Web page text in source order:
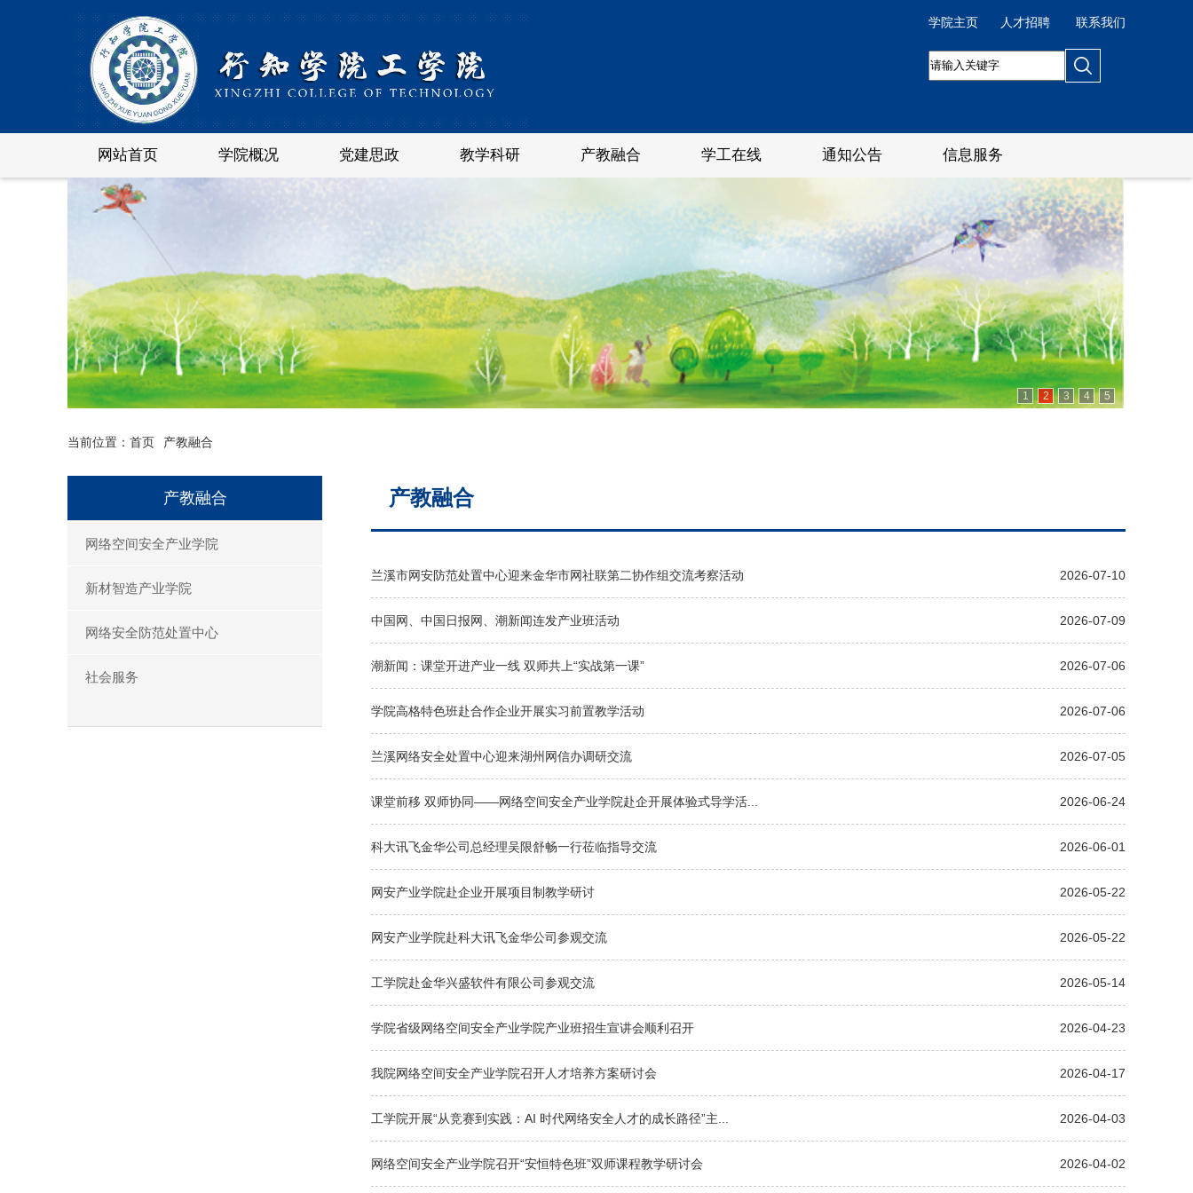
学院主页 人才招聘 联系我们
网站首页 学院概况 党建思政 教学科研 产教融合 学工在线 通知公告 信息服务
1 2 3 4 5
当前位置： 首页 产教融合
产教融合
网络空间安全产业学院
新材智造产业学院
网络安全防范处置中心
社会服务
产教融合
兰溪市网安防范处置中心迎来金华市网社联第二协作组交流考察活动 2026-07-10
中国网、中国日报网、潮新闻连发产业班活动 2026-07-09
潮新闻：课堂开进产业一线 双师共上“实战第一课” 2026-07-06
学院高格特色班赴合作企业开展实习前置教学活动 2026-07-06
兰溪网络安全处置中心迎来湖州网信办调研交流 2026-07-05
课堂前移 双师协同——网络空间安全产业学院赴企开展体验式导学活... 2026-06-24
科大讯飞金华公司总经理吴限舒畅一行莅临指导交流 2026-06-01
网安产业学院赴企业开展项目制教学研讨 2026-05-22
网安产业学院赴科大讯飞金华公司参观交流 2026-05-22
工学院赴金华兴盛软件有限公司参观交流 2026-05-14
学院省级网络空间安全产业学院产业班招生宣讲会顺利召开 2026-04-23
我院网络空间安全产业学院召开人才培养方案研讨会 2026-04-17
工学院开展“从竞赛到实践：AI 时代网络安全人才的成长路径”主... 2026-04-03
网络空间安全产业学院召开“安恒特色班”双师课程教学研讨会 2026-04-02